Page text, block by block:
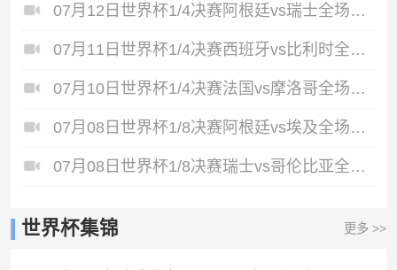
07月12日世界杯1/4决赛阿根廷vs瑞士全场录像
07月11日世界杯1/4决赛西班牙vs比利时全场录像
07月10日世界杯1/4决赛法国vs摩洛哥全场录像
07月08日世界杯1/8决赛阿根廷vs埃及全场录像
07月08日世界杯1/8决赛瑞士vs哥伦比亚全场录像
世界杯集锦 更多 >>